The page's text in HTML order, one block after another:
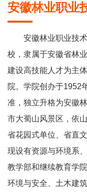
安徽林业职业
安徽林业职业技
校，隶属于安徽省林
建设高技能人才为主
院。学院创办于1952
准，独立升格为安徽
市大蜀山风景区，依
省花园式单位、省直
现设有资源与环境系
教学部和继续教育学
环境与安全、土木建